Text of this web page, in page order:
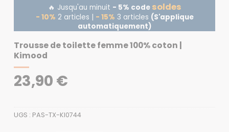
🔥 Jusqu'au minuit - 5% code soldes
- 10% 2 articles | - 15% 3 articles (S'applique
automatiquement)
Trousse de toilette femme 100% coton |
Kimood
23,90 €
UGS : PAS-TX-KI0744